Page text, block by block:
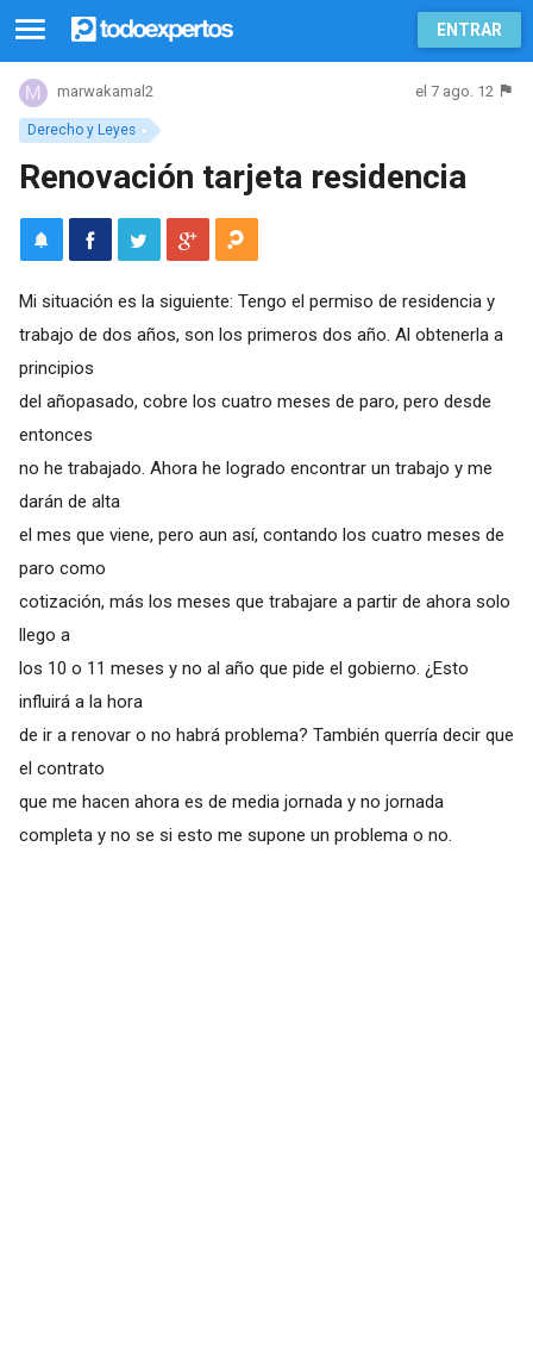
ENTRAR
Derecho y Leyes
marwakamal2 el 7 ago. 12
Renovación tarjeta residencia
Mi situación es la siguiente: Tengo el permiso de residencia y
trabajo de dos años, son los primeros dos año. Al obtenerla a
principios
del añopasado, cobre los cuatro meses de paro, pero desde
entonces
no he trabajado. Ahora he logrado encontrar un trabajo y me
darán de alta
el mes que viene, pero aun así, contando los cuatro meses de
paro como
cotización, más los meses que trabajare a partir de ahora solo
llego a
los 10 o 11 meses y no al año que pide el gobierno. ¿Esto
influirá a la hora
de ir a renovar o no habrá problema? También querría decir que
el contrato
que me hacen ahora es de media jornada y no jornada
completa y no se si esto me supone un problema o no.